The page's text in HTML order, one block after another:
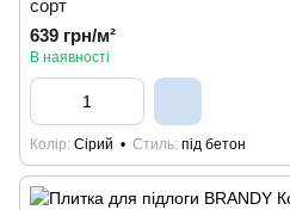
сорт
639 грн/м²
В наявності
Колір Сірий Стиль під бетон